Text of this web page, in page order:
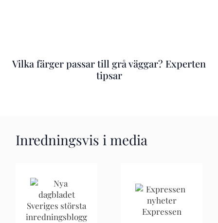
Vilka färger passar till grå väggar? Experten
tipsar
Inredningsvis i media
Sveriges största
inredningsblogg
Expressen